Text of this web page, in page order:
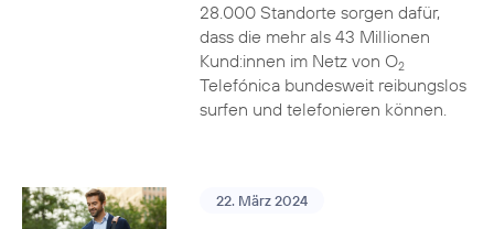
28.000 Standorte sorgen dafür,
dass die mehr als 43 Millionen
Kund:innen im Netz von O2
Telefónica bundesweit reibungslos
surfen und telefonieren können.
22. März 2024